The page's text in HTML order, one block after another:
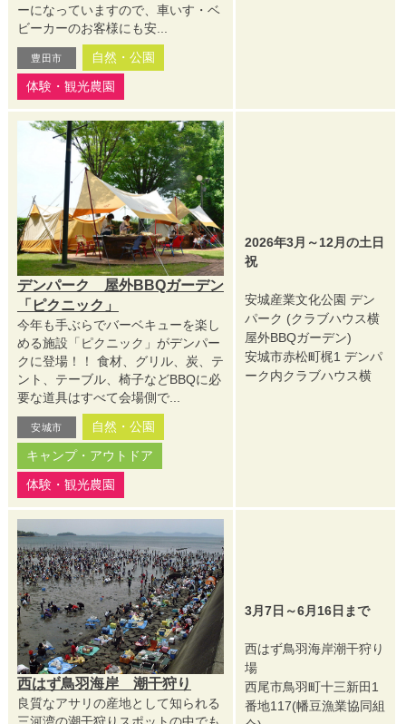
ーになっていますので、車いす・ベ
ビーカーのお客様にも安...
豊田市
自然・公園
体験・観光農園
デンパーク 屋外BBQガーデン
「ピクニック」
今年も手ぶらでバーベキューを楽し
める施設「ピクニック」がデンパー
クに登場！！ 食材、グリル、炭、テ
ント、テーブル、椅子などBBQに必
要な道具はすべて会場側で...
安城市
自然・公園
キャンプ・アウトドア
体験・観光農園
2026年3月～12月の土日
祝
安城産業文化公園 デン
パーク (クラブハウス横
屋外BBQガーデン)
安城市赤松町梶1 デンパ
ーク内クラブハウス横
西はず鳥羽海岸 潮干狩り
良質なアサリの産地として知られる
3月7日～6月16日まで
西はず鳥羽海岸潮干狩り
場
西尾市鳥羽町十三新田1
番地117(幡豆漁業協同組